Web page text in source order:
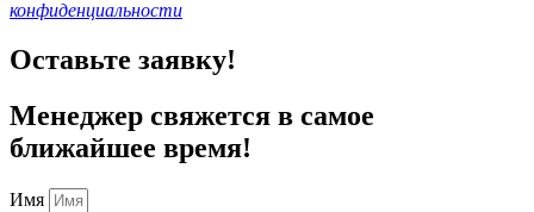
конфиденциальности
Оставьте заявку!
Менеджер свяжется в самое
ближайшее время!
Имя